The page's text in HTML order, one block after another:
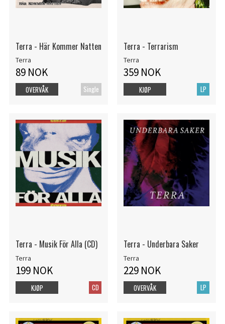
Terra - Här Kommer Natten
Terra
89 NOK
Single
OVERVÅK
Terra - Terrarism
Terra
359 NOK
LP
KJØP
Terra - Musik För Alla (CD)
Terra
199 NOK
CD
KJØP
Terra - Underbara Saker
Terra
229 NOK
LP
OVERVÅK